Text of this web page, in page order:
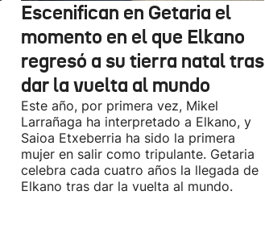
Escenifican en Getaria el
momento en el que Elkano
regresó a su tierra natal tras
dar la vuelta al mundo
Este año, por primera vez, Mikel
Larrañaga ha interpretado a Elkano, y
Saioa Etxeberria ha sido la primera
mujer en salir como tripulante. Getaria
celebra cada cuatro años la llegada de
Elkano tras dar la vuelta al mundo.